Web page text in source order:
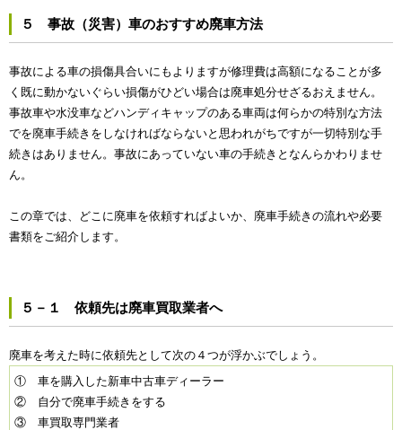
５ 事故（災害）車のおすすめ廃車方法
事故による車の損傷具合いにもよりますが修理費は高額になることが多
く既に動かないぐらい損傷がひどい場合は廃車処分せざるおえません。
事故車や水没車などハンディキャップのある車両は何らかの特別な方法
でを廃車手続きをしなければならないと思われがちですが一切特別な手
続きはありません。事故にあっていない車の手続きとなんらかわりませ
ん。
この章では、どこに廃車を依頼すればよいか、廃車手続きの流れや必要
書類をご紹介します。
５－１ 依頼先は廃車買取業者へ
廃車を考えた時に依頼先として次の４つが浮かぶでしょう。
① 車を購入した新車中古車ディーラー
② 自分で廃車手続きをする
③ 車買取専門業者